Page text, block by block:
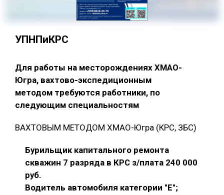
УПНПиКРС
Для работы на месторождениях ХМАО-
Югра, вахтово-экспедиционным
методом требуются работники, по
следующим специальностям
ВАХТОВЫМ МЕТОДОМ ХМАО-Югра (КРС, ЗБС)
Бурильщик капитального ремонта
скважин 7 разряда в КРС з/плата 240 000
руб.
Водитель автомобиля категории "E";